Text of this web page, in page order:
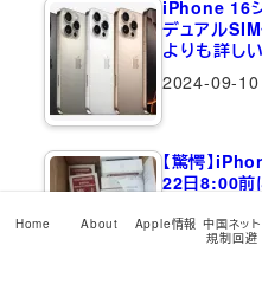
iPhone 16
デュアル
よりも詳しい
2024-09-10
【驚愕】
22日8:00前
2023-09-21
Home About Apple情報 中国ネット
規制回避